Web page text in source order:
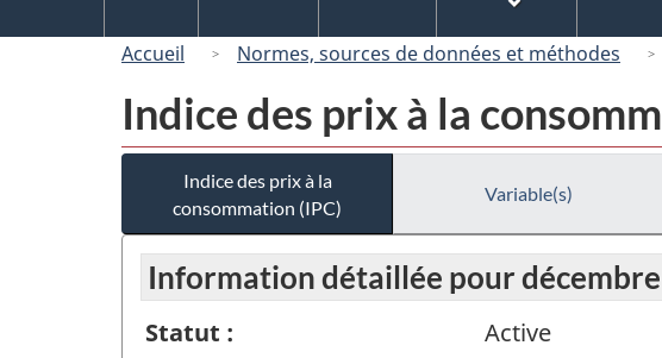
Accueil Normes, sources de données et méthodes
Indice des prix à la
Indice des prix à la
consommation (IPC)
Variable(s)
Information détaillée pour
Statut :
Active